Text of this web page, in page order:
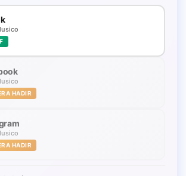
HADIR
HADIR